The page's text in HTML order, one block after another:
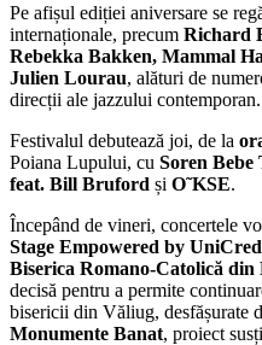
Pe afișul ediției aniversare se
internaționale, precum Richard
Rebekka Bakken, Mammal
Julien Lourau, alături de
direcții ale jazzului contemporan.
Festivalul debutează joi, de la
Poiana Lupului, cu Soren Bebe
feat. Bill Bruford și O˜KSE.
Începând de vineri, concertele
Stage Empowered by
Biserica Romano-Catolică din
decisă pentru a permite
bisericii din Văliug, desfășurate
Monumente Banat, proiect